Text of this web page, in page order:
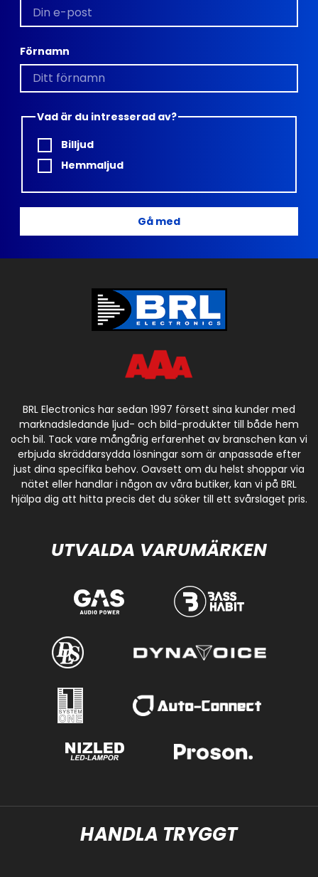
Förnamn
Vad är du intresserad av?
Billjud
Hemmaljud
Gå med
BRL Electronics har sedan 1997 försett sina kunder med
marknadsledande ljud- och bild-produkter till både hem
och bil. Tack vare mångårig erfarenhet av branschen kan vi
erbjuda skräddarsydda lösningar som är anpassade efter
just dina specifika behov. Oavsett om du helst shoppar via
nätet eller handlar i någon av våra butiker, kan vi på BRL
hjälpa dig att hitta precis det du söker till ett svårslaget pris.
UTVALDA VARUMÄRKEN
HANDLA TRYGGT